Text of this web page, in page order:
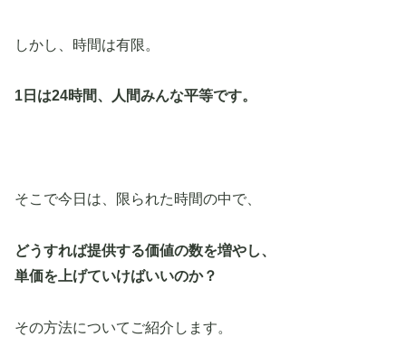
しかし、時間は有限。
1日は24時間、人間みんな平等です。
そこで今日は、限られた時間の中で、
どうすれば提供する価値の数を増やし、
単価を上げていけばいいのか？
その方法についてご紹介します。